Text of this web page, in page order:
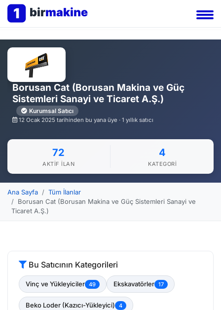
1 birmakine
Borusan Cat (Borusan Makina ve Güç
Sistemleri Sanayi ve Ticaret A.Ş.)
Kurumsal Satıcı
12 Ocak 2025 tarihinden bu yana üye · 1 yıllık satıcı
72
AKTIF İLAN
4
KATEGORI
Ana Sayfa
Tüm İlanlar
Borusan Cat (Borusan Makina ve Güç Sistemleri Sanayi ve
Ticaret A.Ş.)
Bu Satıcının Kategorileri
Vinç ve Yükleyiciler 49 Ekskavatörler 17
Beko Loder (Kazıcı-Yükleyici) 4